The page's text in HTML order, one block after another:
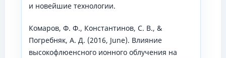
и новейшие технологии.
Комаров, Ф. Ф., Константинов, С. В., &
Погребняк, А. Д. (2016, June). Влияние
высокофлюенсного ионного облучения на